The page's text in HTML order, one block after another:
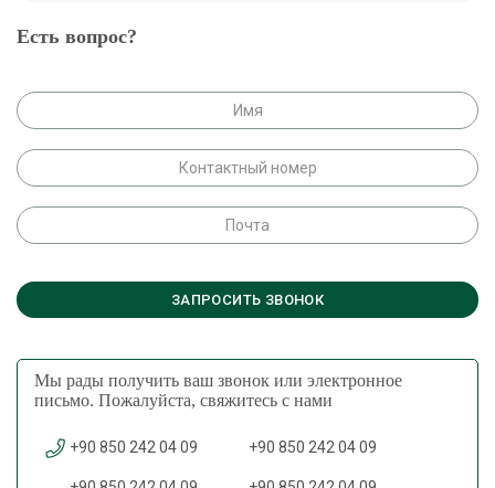
Есть вопрос?
Мы рады получить ваш звонок или электронное
письмо. Пожалуйста, свяжитесь с нами
+90 850 242 04 09 +90 850 242 04 09